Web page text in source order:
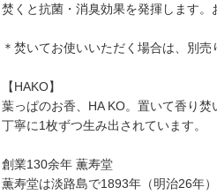
焚くと抗菌・消臭効果を発揮します。
＊焚いてお使いいただく場合は、別
【HAKO】
葉っぱのお香、HA KO。置いて香り
丁寧に1枚ずつ生み出されています。
創業130余年 薫寿堂
薫寿堂は淡路島で1893年（明治26年